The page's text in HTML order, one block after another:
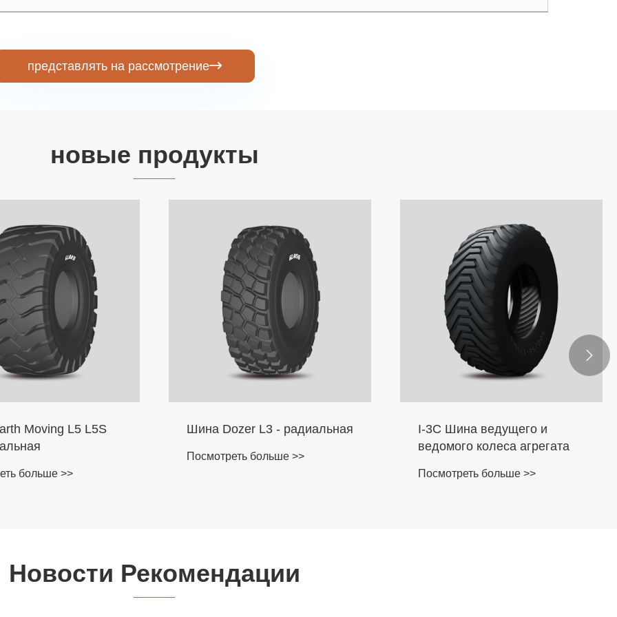
представлять на рассмотрение
новые продукты
Moving L5 L5S
больше >>
Шина Dozer L3 - радиальная
Посмотреть больше >>
I-3C Шина ведущего и
ведомого колеса агрегата
Посмотреть больше >>

Новости Рекомендации